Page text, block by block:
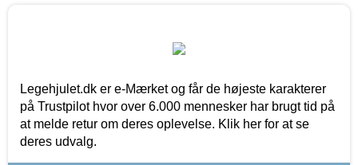
Legehjulet.dk er e-Mærket og får de højeste karakterer
på Trustpilot hvor over 6.000 mennesker har brugt tid på
at melde retur om deres oplevelse. Klik her for at se
deres udvalg.